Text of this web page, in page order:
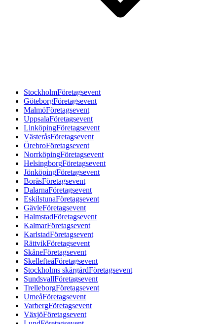
StockholmFöretagsevent
GöteborgFöretagsevent
MalmöFöretagsevent
UppsalaFöretagsevent
LinköpingFöretagsevent
VästeråsFöretagsevent
ÖrebroFöretagsevent
NorrköpingFöretagsevent
HelsingborgFöretagsevent
JönköpingFöretagsevent
BoråsFöretagsevent
DalarnaFöretagsevent
EskilstunaFöretagsevent
GävleFöretagsevent
HalmstadFöretagsevent
KalmarFöretagsevent
KarlstadFöretagsevent
RättvikFöretagsevent
SkåneFöretagsevent
SkellefteåFöretagsevent
Stockholms skärgårdFöretagsevent
SundsvallFöretagsevent
TrelleborgFöretagsevent
UmeåFöretagsevent
VarbergFöretagsevent
VäxjöFöretagsevent